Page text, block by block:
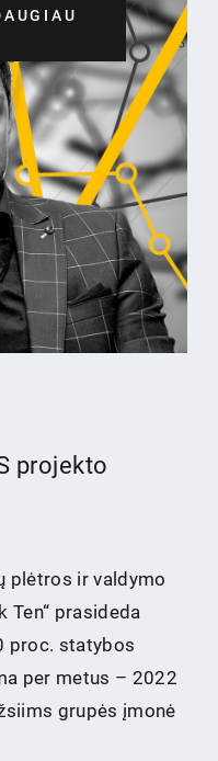
projekto
plėtros ir valdymo
Ten“ prasideda
proc. statybos
per metus – 2022
grupės įmonė